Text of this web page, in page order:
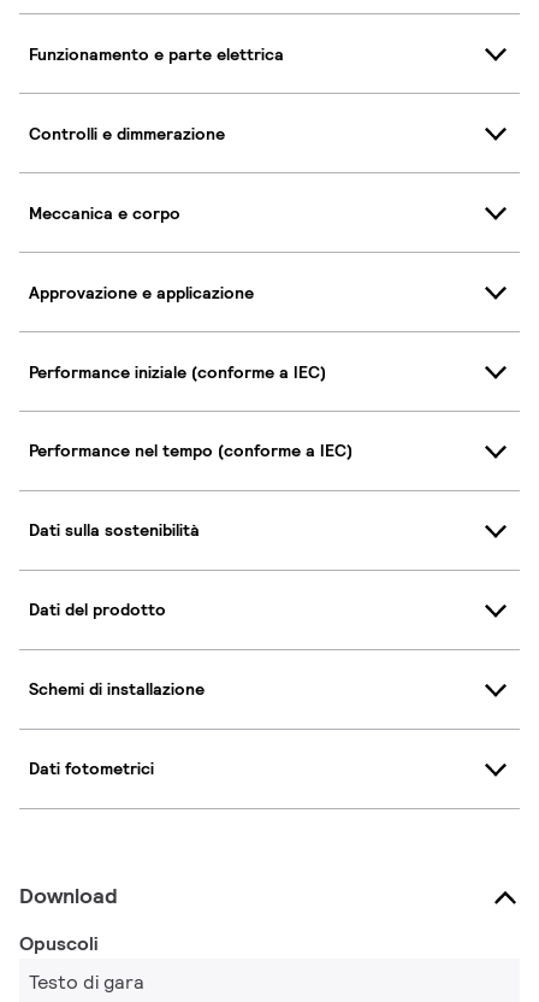
Funzionamento e parte elettrica
Controlli e dimmerazione
Meccanica e corpo
Approvazione e applicazione
Performance iniziale (conforme a IEC)
Performance nel tempo (conforme a IEC)
Dati sulla sostenibilità
Dati del prodotto
Schemi di installazione
Dati fotometrici
Download
Opuscoli
Testo di gara